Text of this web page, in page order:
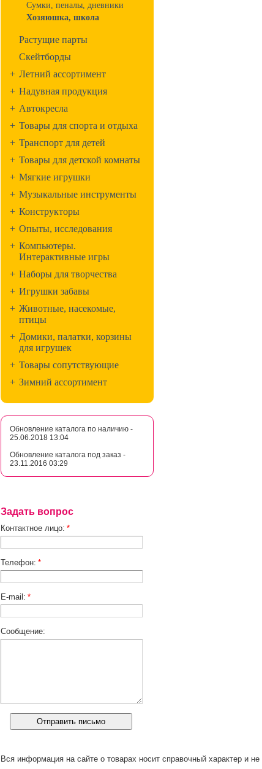
Сумки, пеналы, дневники
Хозяюшка, школа
Растущие парты
Скейтборды
+ Летний ассортимент
+ Надувная продукция
+ Автокресла
+ Товары для спорта и отдыха
+ Транспорт для детей
+ Товары для детской комнаты
+ Мягкие игрушки
+ Музыкальные инструменты
+ Конструкторы
+ Опыты, исследования
+ Компьютеры.
Интерактивные игры
+ Наборы для творчества
+ Игрушки забавы
+ Животные, насекомые,
птицы
+ Домики, палатки, корзины
для игрушек
+ Товары сопутствующие
+ Зимний ассортимент
Обновление каталога по наличию -
25.06.2018 13:04
Обновление каталога под заказ -
23.11.2016 03:29
Задать вопрос
Контактное лицо: *
Телефон: *
E-mail: *
Сообщение:
Вся информация на сайте о товарах носит справочный характер и